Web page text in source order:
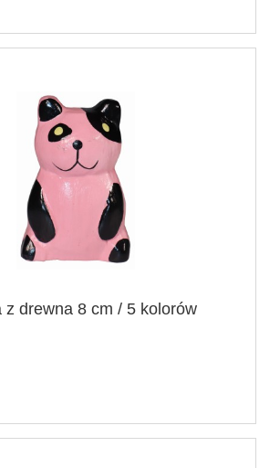
z drewna 8 cm / 5 kolorów